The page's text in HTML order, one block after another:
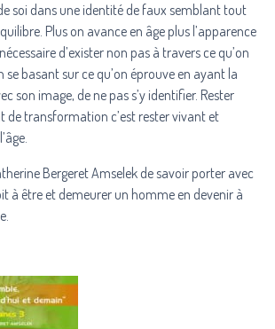
soi dans une identité de faux semblant tout
Plus on avance en âge plus l’apparence
d’exister non pas à travers ce qu’on
se basant sur ce qu’on éprouve en ayant la
son image, de ne pas s’y identifier. Rester
de transformation c’est rester vivant et
Bergeret Amselek de savoir porter avec
à être et demeurer un homme en devenir à